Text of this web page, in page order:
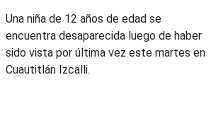
Una niña de 12 años de edad se
encuentra desaparecida luego de haber
sido vista por última vez este martes en
Cuautitlán Izcalli.